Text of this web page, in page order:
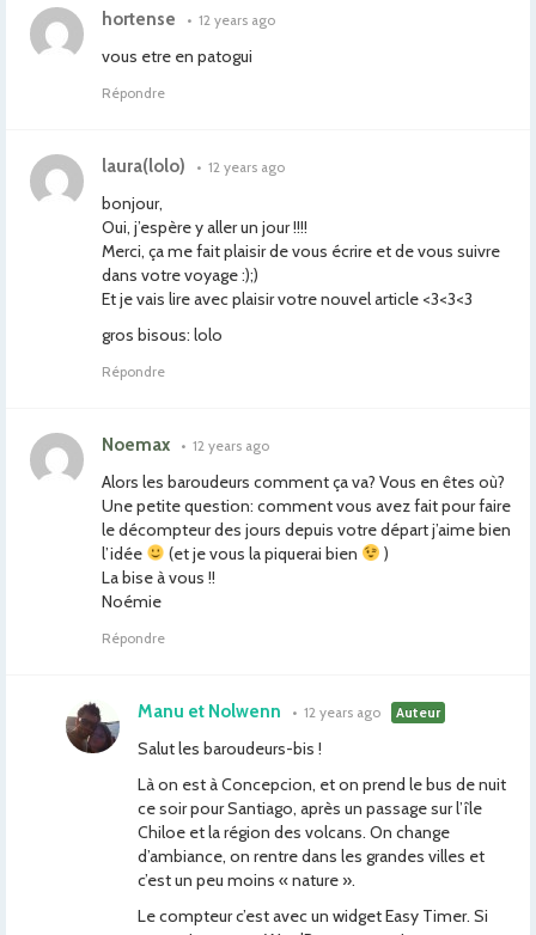
hortense • 12 years ago
vous etre en patogui
Répondre
laura(lolo) • 12 years ago
bonjour,
Oui, j’espère y aller un jour !!!!
Merci, ça me fait plaisir de vous écrire et de vous suivre
dans votre voyage :);)
Et je vais lire avec plaisir votre nouvel article <3<3<3
gros bisous: lolo
Répondre
Noemax • 12 years ago
Alors les baroudeurs comment ça va? Vous en êtes où?
Une petite question: comment vous avez fait pour faire
le décompteur des jours depuis votre départ j’aime bien
l’idée
(et je vous la piquerai bien
)
La bise à vous !!
Noémie
Répondre
Manu et Nolwenn • 12 years ago Auteur
Salut les baroudeurs-bis !
Là on est à Concepcion, et on prend le bus de nuit
ce soir pour Santiago, après un passage sur l’île
Chiloe et la région des volcans. On change
d’ambiance, on rentre dans les grandes villes et
c’est un peu moins « nature ».
Le compteur c’est avec un widget Easy Timer. Si